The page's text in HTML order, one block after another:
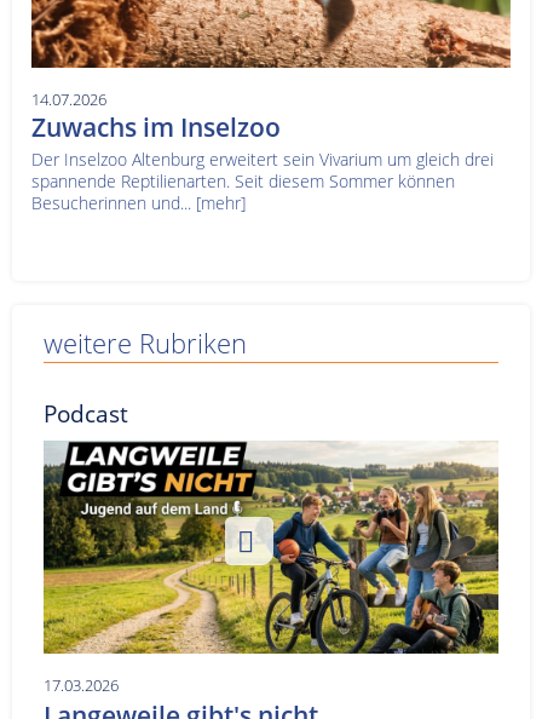
14.07.2026
Zuwachs im Inselzoo
Der Inselzoo Altenburg erweitert sein Vivarium um gleich drei
spannende Reptilienarten. Seit diesem Sommer können
Besucherinnen und... [mehr]
weitere Rubriken
Podcast
17.03.2026